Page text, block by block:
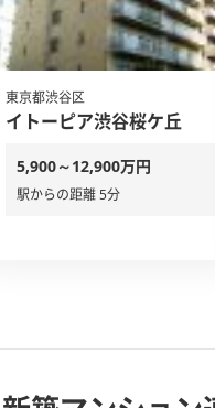
東京都渋谷区
イトーピア渋谷桜ケ丘
5,900～12,900万円
駅からの距離 5分